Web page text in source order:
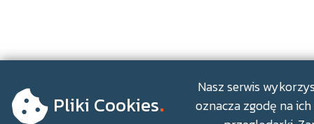
Pliki Cookies.
Nasz serwis
oznacza zgodę na